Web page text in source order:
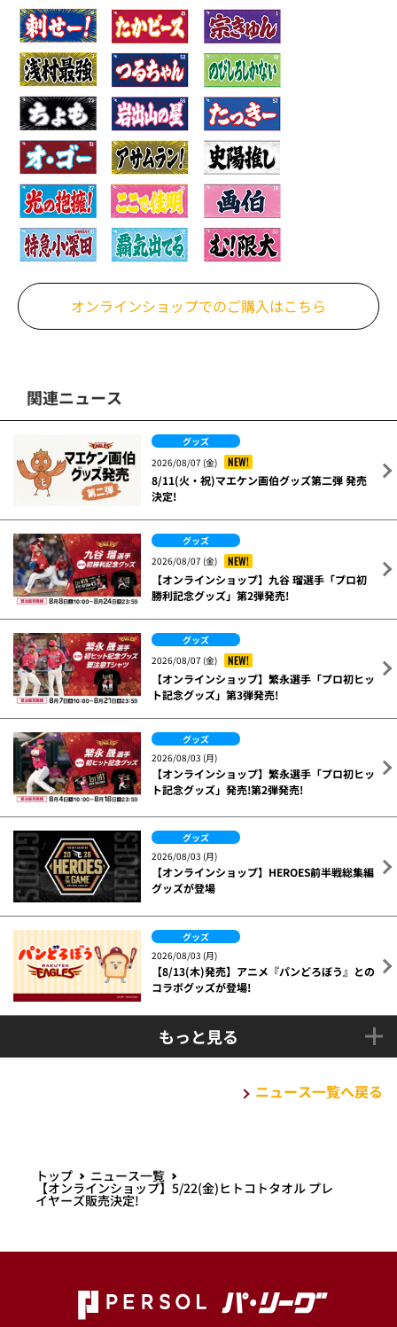
オンラインショップでのご購入はこちら
関連ニュース
グッズ
2026/08/07 (金)
NEW!
8/11(火・祝)マエケン画伯グッズ第二弾 発売
決定!
グッズ
2026/08/07 (金)
NEW!
【オンラインショップ】九谷 瑠選手「プロ初
勝利記念グッズ」第2弾発売!
グッズ
2026/08/07 (金)
NEW!
【オンラインショップ】繁永選手「プロ初ヒッ
ト記念グッズ」第3弾発売!
グッズ
2026/08/03 (月)
【オンラインショップ】繁永選手「プロ初ヒッ
ト記念グッズ」発売!第2弾発売!
グッズ
2026/08/03 (月)
【オンラインショップ】HEROES前半戦総集編
グッズが登場
グッズ
2026/08/03 (月)
【8/13(木)発売】アニメ『パンどろぼう』との
コラボグッズが登場!
もっと見る
ニュース一覧へ戻る
トップ ニュース一覧
【オンラインショップ】5/22(金)ヒトコトタオル プレ
イヤーズ販売決定!